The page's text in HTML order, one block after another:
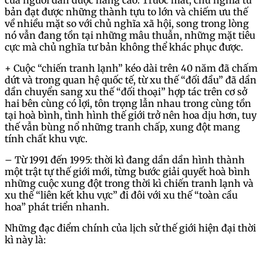
bản đạt được những thành tựu to lớn và chiếm ưu thế
về nhiều mặt so với chủ nghĩa xã hội, song trong lòng
nó vẫn đang tồn tại những mâu thuẫn, những mặt tiêu
cực mà chủ nghĩa tư bản không thể khác phục được.
+ Cuộc “chiến tranh lạnh” kéo dài trên 40 năm đã chấm
dứt và trong quan hệ quốc tế, từ xu thế “đối đầu” đã dần
dần chuyển sang xu thế “đối thoại” hợp tác trên cơ sở
hai bên cùng có lợi, tôn trọng lẫn nhau trong cùng tồn
tại hoà bình, tình hình thế giới trở nên hoa dịu hơn, tuy
thế vẫn bùng nổ những tranh chấp, xung đột mang
tính chất khu vực.
– Từ 1991 đến 1995: thời kì đang dần dần hình thành
một trật tự thế giới mới, từng bước giải quyết hoà bình
những cuộc xung đột trong thời kì chiến tranh lạnh và
xu thế “liên kết khu vực” đi đôi với xu thế “toàn cầu
hoa” phát triển nhanh.
Những đạc điểm chính của lịch sử thế giới hiện đại thời
kì này là: